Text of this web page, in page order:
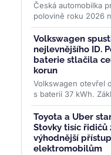
Česká automobilka
polovině roku 2026
508 vozů — nejvíc v
dvojka Enyaq a
Volkswagen
nejlevnějšího ID.
baterie stlačila
korun
Volkswagen otevřel
s baterií 37 kWh.
startuje v Německu
Česku na 619 000
Toyota a Uber
Stovky tisíc řidičů
výhodnější
elektromobilům